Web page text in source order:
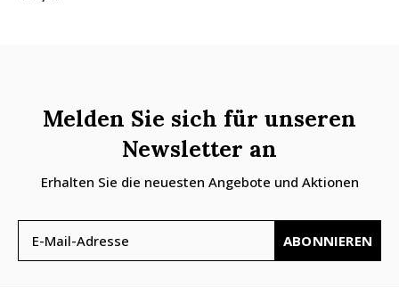
Melden Sie sich für unseren
Newsletter an
Erhalten Sie die neuesten Angebote und Aktionen
ABONNIEREN